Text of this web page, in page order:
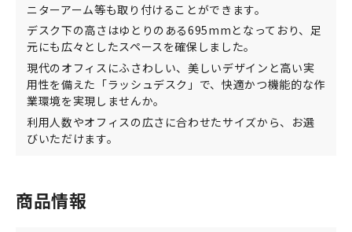
ニターアーム等も取り付けることができます。
デスク下の高さはゆとりのある695mmとなっており、足
元にも広々としたスペースを確保しました。
現代のオフィスにふさわしい、美しいデザインと高い実
用性を備えた「ラッシュデスク」で、快適かつ機能的な作
業環境を実現しませんか。
利用人数やオフィスの広さに合わせたサイズから、お選
びいただけます。
商品情報